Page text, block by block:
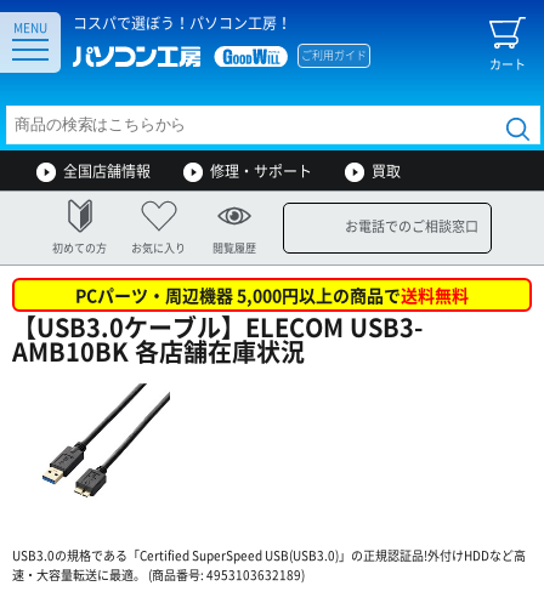
コスパで選ぼう！パソコン工房！
カート
ご利用ガイド
MENU
全国店舗情報 修理・サポート 買取
初めての方 お気に入り 閲覧履歴
お電話でのご相談窓口
PCパーツ・周辺機器 5,000円以上の商品で送料無料
【USB3.0ケーブル】ELECOM USB3-
AMB10BK 各店舗在庫状況
USB3.0の規格である「Certified SuperSpeed USB(USB3.0)」の正規認証品!外付けHDDなど高
速・大容量転送に最適。 (商品番号: 4953103632189)